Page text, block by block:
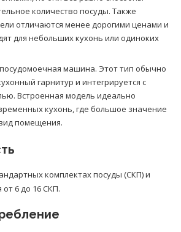
количество посуды. Также
отличаются менее дорогими ценами и
для небольших кухонь или одиноких
машина. Этот тип обычно
гарнитур и интегрируется с
Встроенная модель идеально
кухонь, где большое значение
помещения.
комплектах посуды (СКП) и
6 до 16 СКП.